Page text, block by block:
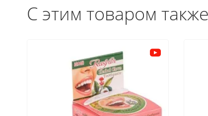
С этим товаром